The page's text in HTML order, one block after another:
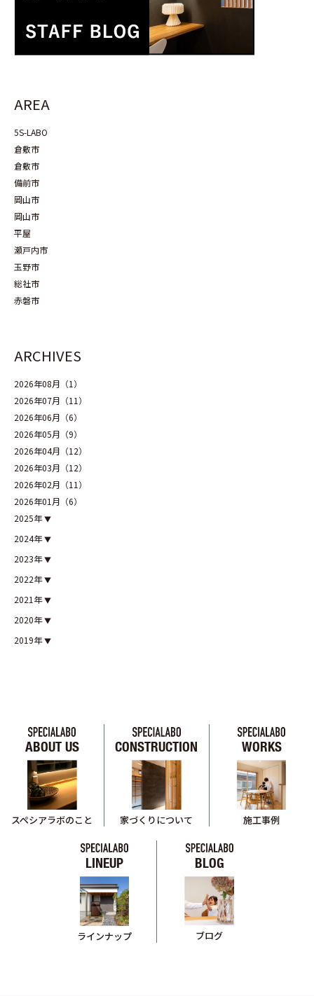
AREA
5S-LABO
倉敷市
倉敷市
備前市
岡山市
岡山市
平屋
瀬戸内市
玉野市
総社市
赤磐市
ARCHIVES
2026年08月（1）
2026年07月（11）
2026年06月（6）
2026年05月（9）
2026年04月（12）
2026年03月（12）
2026年02月（11）
2026年01月（6）
2025年
2024年
2023年
2022年
2021年
2020年
2019年
ABOUT US
スペシアラボのこと
CONSTRUCTION
家づくりについて
WORKS
施工事例
LINEUP
ラインナップ
BLOG
ブログ